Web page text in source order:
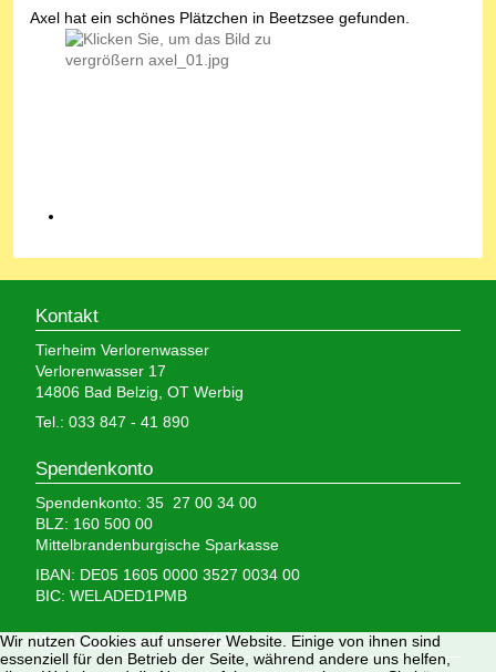
Axel hat ein schönes Plätzchen in Beetzsee gefunden.
Kontakt
Tierheim Verlorenwasser
Verlorenwasser 17
14806 Bad Belzig, OT Werbig
Tel.: 033 847 - 41 890
Spendenkonto
Spendenkonto: 35 27 00 34 00
BLZ: 160 500 00
Mittelbrandenburgische Sparkasse
IBAN: DE05 1605 0000 3527 0034 00
BIC: WELADED1PMB
Wir brauchen Ihre Hilfe,
Wir nutzen Cookies auf unserer Website. Einige von ihnen sind
essenziell für den Betrieb der Seite, während andere uns helfen,